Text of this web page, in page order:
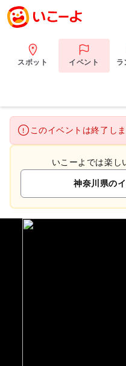
スポット イベント ラ
このイベントは終了しま
いこーよでは楽し
神奈川県の